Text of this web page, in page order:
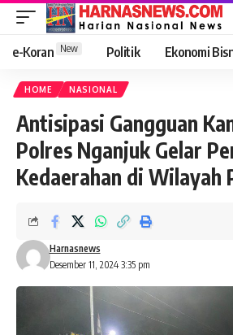
e-Koran New Politik Ekonomi
HOME NASIONAL
Antisipasi Gangguan
Polres Nganjuk Gelar
Kedaerahan di Wilayah
Desember 11, 2024 3:35 pm
Harnasnews